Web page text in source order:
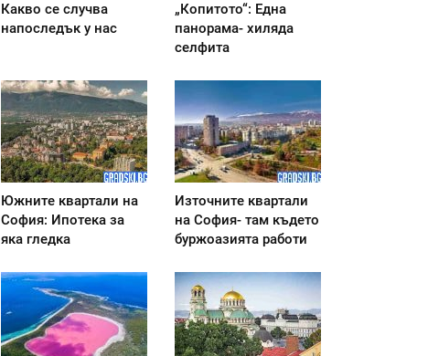
Какво се случва
напоследък у нас
„Копитото“: Една
панорама- хиляда
селфита
Южните квартали на
София: Ипотека за
яка гледка
Източните квартали
на София- там където
буржоазията работи